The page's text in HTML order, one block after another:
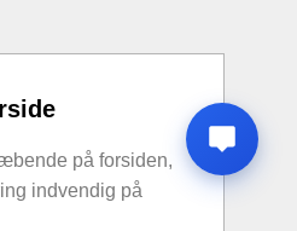
på forsiden,
indvendig på